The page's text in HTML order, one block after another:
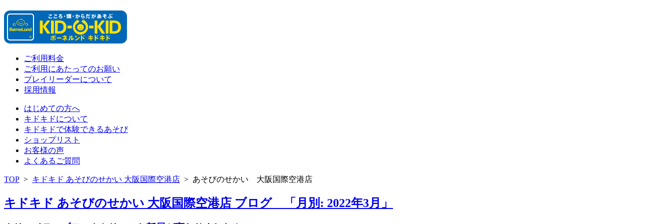
ご利用料金
ご利用にあたってのお願い
プレイリーダーについて
採用情報
はじめての方へ
キドキドについて
キドキドで体験できるあそび
ショップリスト
お客様の声
よくあるご質問
TOP > キドキド あそびのせかい 大阪国際空港店 > あそびのせかい 大阪国際空港店
キドキド あそびのせかい 大阪国際空港店 ブログ 「月別: 2022年3月」